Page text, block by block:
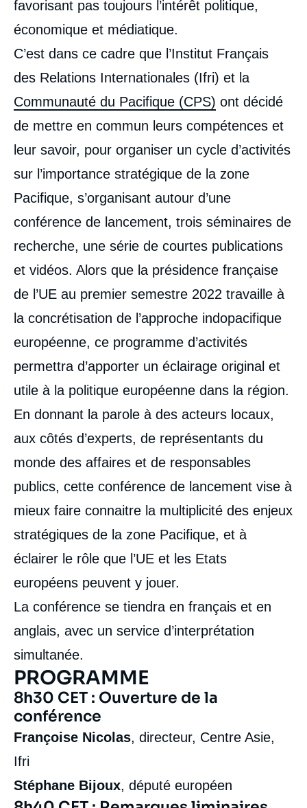
favorisant pas toujours l’intérêt politique,
économique et médiatique.
C’est dans ce cadre que l’Institut Français
des Relations Internationales (Ifri) et la
Communauté du Pacifique (CPS) ont décidé
de mettre en commun leurs compétences et
leur savoir, pour organiser un cycle d’activités
sur l’importance stratégique de la zone
Pacifique, s’organisant autour d’une
conférence de lancement, trois séminaires de
recherche, une série de courtes publications
et vidéos. Alors que la présidence française
de l’UE au premier semestre 2022 travaille à
la concrétisation de l’approche indopacifique
européenne, ce programme d’activités
permettra d’apporter un éclairage original et
utile à la politique européenne dans la région.
En donnant la parole à des acteurs locaux,
aux côtés d’experts, de représentants du
monde des affaires et de responsables
publics, cette conférence de lancement vise à
mieux faire connaitre la multiplicité des enjeux
stratégiques de la zone Pacifique, et à
éclairer le rôle que l’UE et les Etats
européens peuvent y jouer.
La conférence se tiendra en français et en
anglais, avec un service d’interprétation
simultanée.
PROGRAMME
8h30 CET : Ouverture de la
conférence
Françoise Nicolas, directeur, Centre Asie,
Ifri
Stéphane Bijoux, député européen